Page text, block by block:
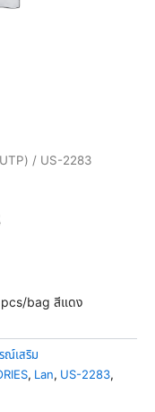
/ US-2283
pcs/bag สีแดง
เสริม
, Lan, US-2283,